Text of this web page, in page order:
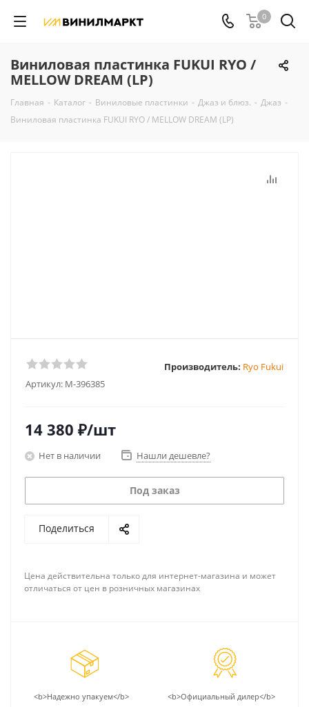
0
Виниловая пластинка FUKUI RYO /
MELLOW DREAM (LP)
Главная - Каталог - Виниловые пластинки - Джаз и блюз. - Джаз -
Виниловая пластинка FUKUI RYO / MELLOW DREAM (LP)
Артикул: M-396385
Производитель: Ryo Fukui
14 380 ₽/шт
Нет в наличии Нашли дешевле?
Под заказ
Поделиться
Цена действительна только для интернет-магазина и может
отличаться от цен в розничных магазинах
<b>Надежно упакуем</b> <b>Официальный дилер</b>